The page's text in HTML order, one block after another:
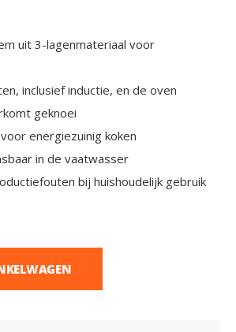
uit 3-lagenmateriaal voor
inclusief inductie, en de oven
geknoei
energiezuinig koken
in de vaatwasser
bij huishoudelijk gebruik